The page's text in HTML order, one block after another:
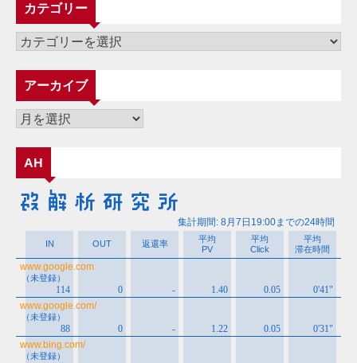
カテゴリー
カ
ゴ
リ
ー
アーカイブ
ア
カ
イ
ブ
AH